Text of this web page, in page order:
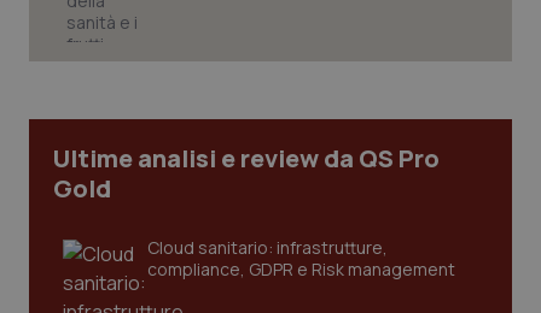
Ultime analisi e review da QS Pro
Gold
Cloud sanitario: infrastrutture,
compliance, GDPR e Risk management
Nome
VISITOR_PRIVACY_METADATA
YouTube
5